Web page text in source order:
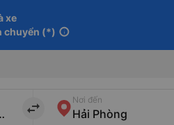
xe
chuyển (*) info
import_export
Nơi đến